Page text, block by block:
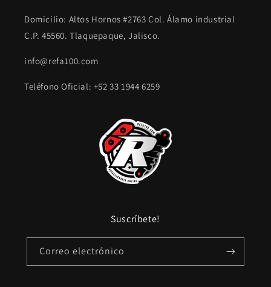
Domicilio: Altos Hornos #2763 Col. Álamo industrial
C.P. 45560. Tlaquepaque, Jalisco.
info@refa100.com
Teléfono Oficial: +52 33 1944 6259
Suscríbete!
Correo electrónico